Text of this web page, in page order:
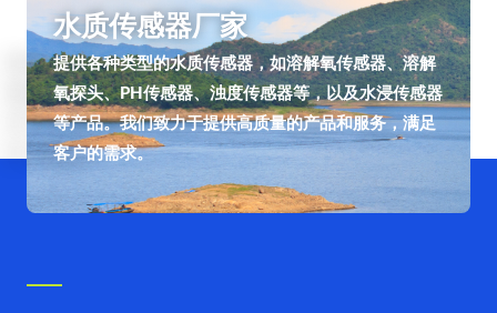
水质传感器厂家
提供各种类型的水质传感器，如溶解氧传感器、溶解
氧探头、PH传感器、浊度传感器等，以及水浸传感器
等产品。我们致力于提供高质量的产品和服务，满足
客户的需求。